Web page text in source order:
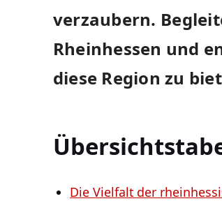
verzaubern.⁣
Rheinhessen und
diese ​Region zu
Die Vielfalt der